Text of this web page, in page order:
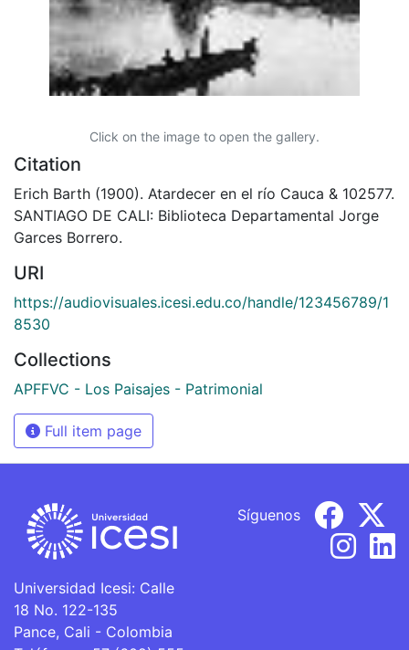
Click on the image to open the gallery.
Citation
Erich Barth (1900). Atardecer en el río Cauca & 102577.
SANTIAGO DE CALI: Biblioteca Departamental Jorge
Garces Borrero.
URI
https://audiovisuales.icesi.edu.co/handle/123456789/1
8530
Collections
APFFVC - Los Paisajes - Patrimonial
Full item page
Universidad Icesi: Calle
18 No. 122-135
Pance, Cali - Colombia
Síguenos